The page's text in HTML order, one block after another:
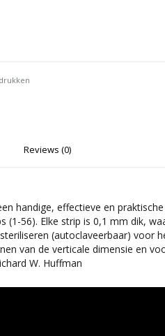
Reviews (0)
handige, effectieve en
(1-56). Elke strip is 0,1 mm dik,
(autoclaveerbaar) voor
van de verticale dimensie en
W. Huffman